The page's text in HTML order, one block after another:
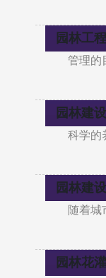
园林工
管理的
园林建
科学的
园林建
随着城
园林花